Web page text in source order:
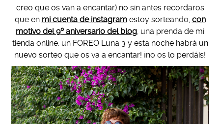
creo que os van a encantar) no sin antes recordaros
que en mi cuenta de instagramestoy sorteando, con
motivo del 9º aniversario del blog, una prenda de mi
tienda online, un FOREO Luna 3 y esta noche habrá un
nuevo sorteo que os va a encantar! ¡no os lo perdáis!